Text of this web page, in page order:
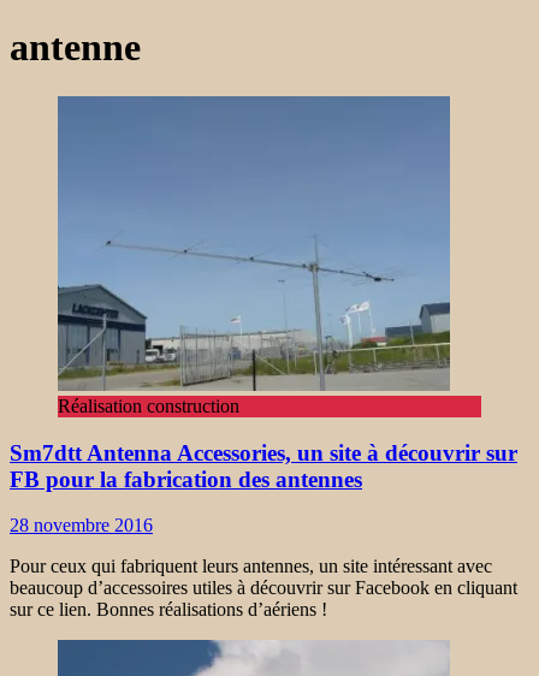
antenne
Réalisation construction
Sm7dtt Antenna Accessories, un site à découvrir sur
FB pour la fabrication des antennes
28 novembre 2016
Pour ceux qui fabriquent leurs antennes, un site intéressant avec
beaucoup d’accessoires utiles à découvrir sur Facebook en cliquant
sur ce lien. Bonnes réalisations d’aériens !